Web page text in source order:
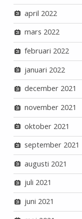
april 2022
mars 2022
februari 2022
januari 2022
december 2021
november 2021
oktober 2021
september 2021
augusti 2021
juli 2021
juni 2021